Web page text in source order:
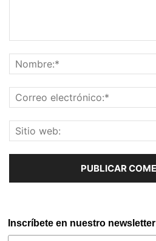
Inscríbete en nuestro newsletter